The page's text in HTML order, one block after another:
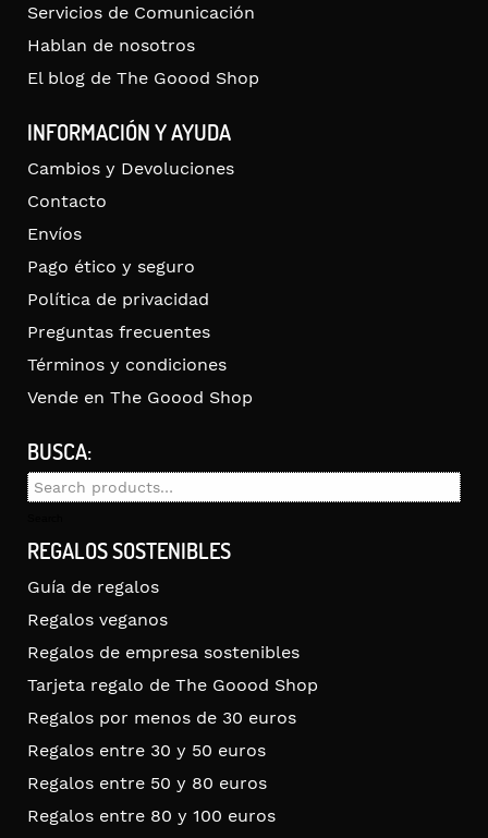
Servicios de Comunicación
Hablan de nosotros
El blog de The Goood Shop
INFORMACIÓN Y AYUDA
Cambios y Devoluciones
Contacto
Envíos
Pago ético y seguro
Política de privacidad
Preguntas frecuentes
Términos y condiciones
Vende en The Goood Shop
BUSCA:
Search
REGALOS SOSTENIBLES
Guía de regalos
Regalos veganos
Regalos de empresa sostenibles
Tarjeta regalo de The Goood Shop
Regalos por menos de 30 euros
Regalos entre 30 y 50 euros
Regalos entre 50 y 80 euros
Regalos entre 80 y 100 euros